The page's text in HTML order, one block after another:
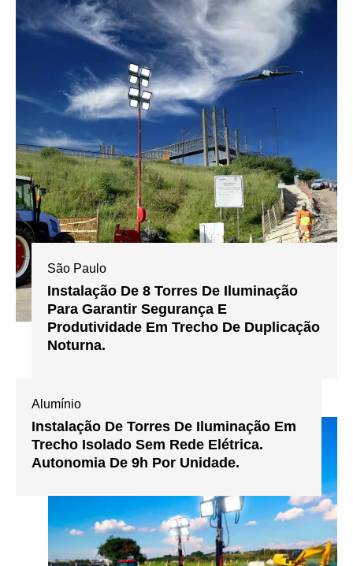
São Paulo
Instalação De 8 Torres De Iluminação
Para Garantir Segurança E
Produtividade Em Trecho De Duplicação
Noturna.
Alumínio
Instalação De Torres De Iluminação Em
Trecho Isolado Sem Rede Elétrica.
Autonomia De 9h Por Unidade.